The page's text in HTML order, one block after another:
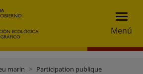
Menú
marin Participation publique